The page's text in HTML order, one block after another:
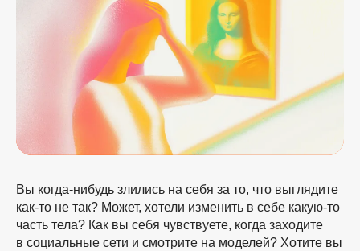
Вы когда-нибудь злились на себя за то, что выглядите
как-то не так? Может, хотели изменить в себе какую-то
часть тела? Как вы себя чувствуете, когда заходите
в социальные сети и смотрите на моделей? Хотите вы